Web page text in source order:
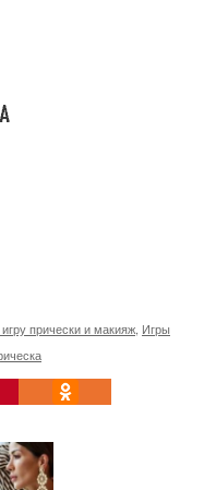
прически и макияж Игры